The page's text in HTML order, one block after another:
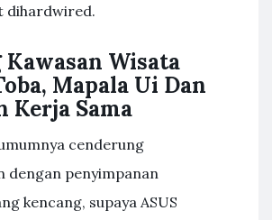
dihardwired.
Wisata
Mapala Ui Dan
Kerja Sama
cenderung
dengan penyimpanan
kencang, supaya ASUS